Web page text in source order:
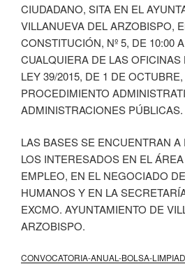
CIUDADANO, SITA EN EL
VILLANUEVA DEL ARZOBISPO,
CONSTITUCIÓN, Nº 5, DE 10:00
CUALQUIERA DE LAS OFICINAS
LEY 39/2015, DE 1 DE
PROCEDIMIENTO
ADMINISTRACIONES PÚBLICAS.
LAS BASES SE ENCUENTRAN
LOS INTERESADOS EN EL
EMPLEO, EN EL NEGOCIADO
HUMANOS Y EN LA
EXCMO. AYUNTAMIENTO DE
ARZOBISPO.
CONVOCATORIA-ANUAL-BOLSA-